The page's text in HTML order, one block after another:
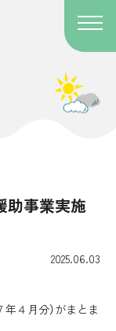
事業実施
2025.06.03
４月分）がまとま